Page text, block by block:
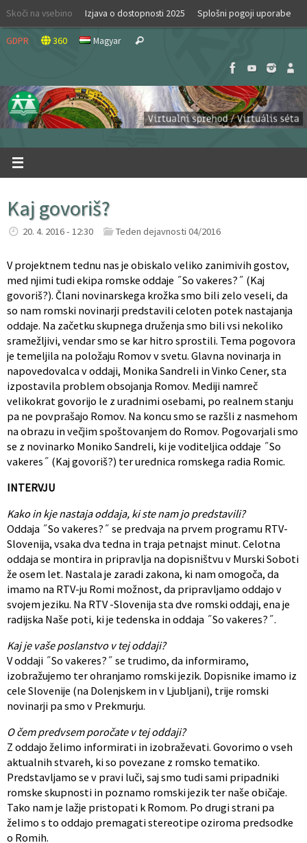
Skip
content
Skoči na vsebino Izjava o dostopnosti 2025 Splošni pogoji uporabe
GDPR 360 Magyar Search
Kaj govoriš?
20. 4. 2016 - 12:30 Teden dejavnosti 04/2016
V projektnem tednu nas je obiskalo veliko zanimivih gostov,
med njimi tudi ekipa romske oddaje ˝So vakeres?˝ (Kaj
govoriš?). Člani novinarskega krožka smo bili zelo veseli, da
so nam romski novinarji predstavili celoten potek nastajanja
oddaje. Na začetku skupnega druženja smo bili vsi nekoliko
sramežljivi, vendar smo se kar hitro sprostili. Tema pogovora
je temeljila na položaju Romov v svetu. Glavna novinarja in
napovedovalca v oddaji, Monika Sandreli in Vinko Cener, sta
izpostavila problem obsojanja Romov. Mediji namreč
velikokrat govorijo le z uradnimi osebami, po realnem stanju
pa ne povprašajo Romov. Na koncu smo se razšli z nasmehom
na obrazu in večjim spoštovanjem do Romov. Pogovarjali smo
se z novinarko Moniko Sandreli, ki je voditeljica oddaje ˝So
vakeres˝ (Kaj govoriš?) ter urednica romskega radia Romic.
INTERVJU
Kako in kje nastaja oddaja, ki ste nam jo predstavili?
Oddaja ˝So vakeres?˝ se predvaja na prvem programu RTV-
Slovenija, vsaka dva tedna in traja petnajst minut. Celotna
oddaja se montira in pripravlja na dopisništvu v Murski Soboti
že osem let. Nastala je zaradi zakona, ki nam omogoča, da
imamo na RTV-ju Romi možnost, da pripravljamo oddajo v
svojem jeziku. Na RTV -Slovenija sta dve romski oddaji, ena je
radijska Naše poti, ki je tedenska in oddaja ˝So vakeres?˝.
Kaj je vaše poslanstvo v tej oddaji?
V oddaji ˝So vakeres?˝ se trudimo, da informiramo,
izobražujemo ter ohranjamo romski jezik. Dopisnike imamo iz
cele Slovenije (na Dolenjskem in v Ljubljani), trije romski
novinarji pa smo v Prekmurju.
O čem predvsem poročate v tej oddaji?
Z oddajo želimo informirati in izobraževati. Govorimo o vseh
aktualnih stvareh, ki so povezane z romsko tematiko.
Predstavljamo se v pravi luči, saj smo tudi sami pripadniki
romske skupnosti in poznamo romski jezik ter naše običaje.
Tako nam je lažje pristopati k Romom. Po drugi strani pa
želimo s to oddajo premagati stereotipe oziroma predsodke
o Romih.